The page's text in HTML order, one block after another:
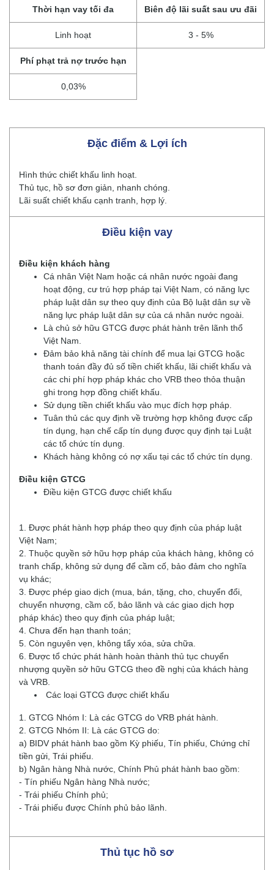
Thời hạn vay tối đa
Linh hoạt
Biên độ lãi suất sau ưu đãi
3 - 5%
Phí phạt trả nợ trước hạn
0,03%
Đặc điểm & Lợi ích
Hình thức chiết khấu linh hoạt.
Thủ tục, hồ sơ đơn giản, nhanh chóng.
Lãi suất chiết khấu cạnh tranh, hợp lý.
Điều kiện vay
Điều kiện khách hàng
Cá nhân Việt Nam hoặc cá nhân nước ngoài đang
hoạt động, cư trú hợp pháp tại Việt Nam, có năng lực
pháp luật dân sự theo quy định của Bộ luật dân sự về
năng lực pháp luật dân sự của cá nhân nước ngoài.
Là chủ sở hữu GTCG được phát hành trên lãnh thổ
Việt Nam.
Đảm bảo khả năng tài chính để mua lại GTCG hoặc
thanh toán đầy đủ số tiền chiết khấu, lãi chiết khấu và
các chi phí hợp pháp khác cho VRB theo thỏa thuận
ghi trong hợp đồng chiết khấu.
Sử dụng tiền chiết khấu vào mục đích hợp pháp.
Tuân thủ các quy định về trường hợp không được cấp
tín dụng, hạn chế cấp tín dụng được quy định tại Luật
các tổ chức tín dụng.
Khách hàng không có nợ xấu tại các tổ chức tín dụng.
Điều kiện GTCG
Điều kiện GTCG được chiết khấu
1. Được phát hành hợp pháp theo quy định của pháp luật
Việt Nam;
2. Thuộc quyền sở hữu hợp pháp của khách hàng, không có
tranh chấp, không sử dụng để cầm cố, bảo đảm cho nghĩa
vụ khác;
3. Được phép giao dịch (mua, bán, tặng, cho, chuyển đổi,
chuyển nhượng, cầm cố, bảo lãnh và các giao dịch hợp
pháp khác) theo quy định của pháp luật;
4. Chưa đến hạn thanh toán;
5. Còn nguyên vẹn, không tẩy xóa, sửa chữa.
6. Được tổ chức phát hành hoàn thành thủ tục chuyển
nhượng quyền sở hữu GTCG theo đề nghị của khách hàng
và VRB.
Các loại GTCG được chiết khấu
1. GTCG Nhóm I: Là các GTCG do VRB phát hành.
2. GTCG Nhóm II: Là các GTCG do:
a) BIDV phát hành bao gồm Kỳ phiếu, Tín phiếu, Chứng chỉ
tiền gửi, Trái phiếu.
b) Ngân hàng Nhà nước, Chính Phủ phát hành bao gồm:
- Tín phiếu Ngân hàng Nhà nước;
- Trái phiếu Chính phủ;
- Trái phiếu được Chính phủ bảo lãnh.
Thủ tục hồ sơ